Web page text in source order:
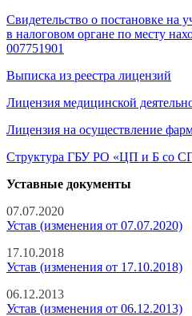
Свидетельство о постановке на
в налоговом органе по месту
007751901
Выписка из реестра лицензий
Лицензия медицинской
Лицензия на осуществление
Структура ГБУ РО «ЦП и Б со
Уставные документы
07.07.2020
Устав (изменения от 07.07.2020)
17.10.2018
Устав (изменения от 17.10.2018)
06.12.2013
Устав (изменения от 06.12.2013)